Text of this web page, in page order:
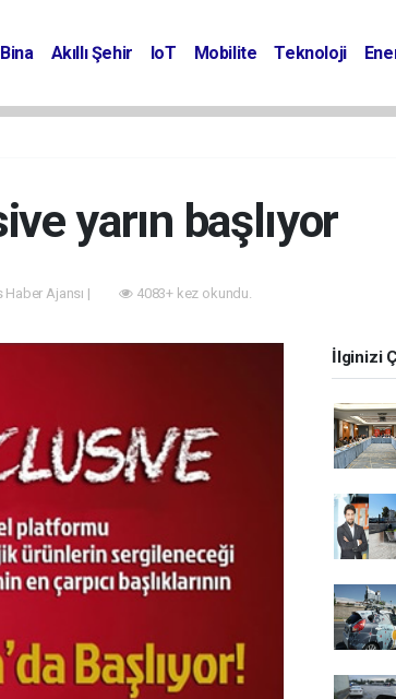
Akıllı Şehir IoT Mobilite Teknoloji
yarın başlıyor
Ajansı | 4083+ kez okundu.
İlginizi